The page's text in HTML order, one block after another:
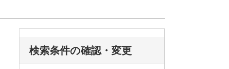
検索条件の確認・変更